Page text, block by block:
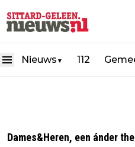
Nieuws ▼ 112
Dames&Heren, een ánder